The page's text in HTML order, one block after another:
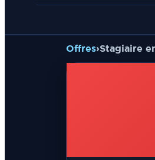
Offres›Stagiaire